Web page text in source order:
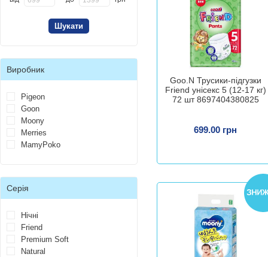
Виробник
Pigeon
Goon
Moony
Merries
MamyPoko
Серія
Нічні
Friend
Premium Soft
Natural
Goo.N Трусики-підгузки
Friend унісекс 5 (12-17 кг)
72 шт 8697404380825
699.00 грн